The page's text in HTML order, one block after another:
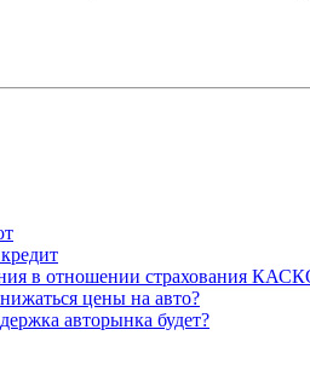
в отношении страхования
цены на авто?
авторынка будет?